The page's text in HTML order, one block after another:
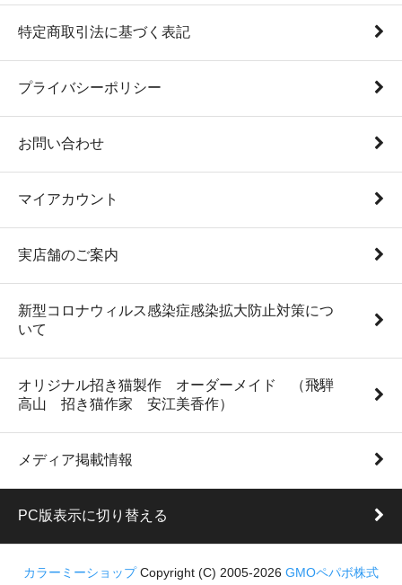
特定商取引法に基づく表記
プライバシーポリシー
お問い合わせ
マイアカウント
実店舗のご案内
新型コロナウィルス感染症感染拡大防止対策につ
いて
オリジナル招き猫製作 オーダーメイド （飛騨
高山 招き猫作家 安江美香作）
メディア掲載情報
PC版表示に切り替える
カラーミーショップ Copyright (C) 2005-2026 GMOペパボ株式